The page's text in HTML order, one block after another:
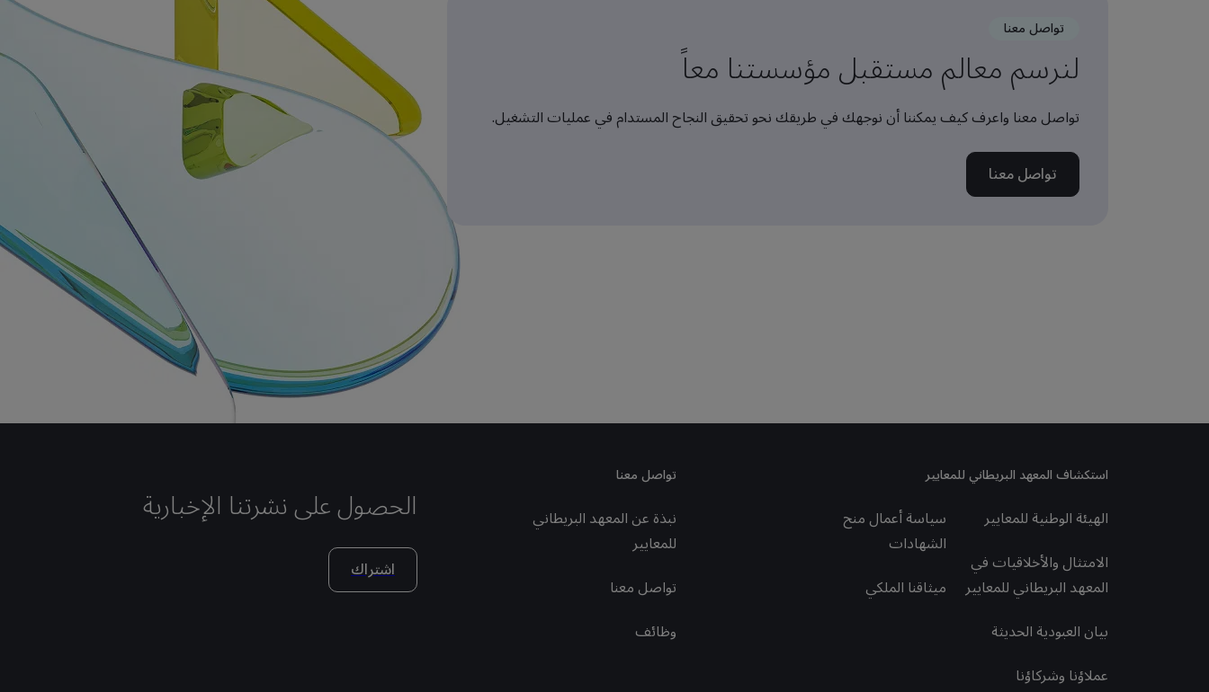
تواصل معنا
لنرسم معالم مستقبل مؤسستنا معاً
تواصل معنا واعرف كيف يمكننا أن نوجهك في طريقك نحو تحقيق النجاح المستدام في عمليات التشغيل.
تواصل معنا
استكشاف المعهد البريطاني للمعايير
الهيئة الوطنية للمعايير
الامتثال والأخلاقيات في
المعهد البريطاني للمعايير
بيان العبودية الحديثة
عملاؤنا وشركاؤنا
سياسة أعمال منح
الشهادات
ميثاقنا الملكي
تواصل معنا
نبذة عن المعهد البريطاني
للمعايير
تواصل معنا
وظائف
الحصول على نشرتنا الإخبارية
اشتراك